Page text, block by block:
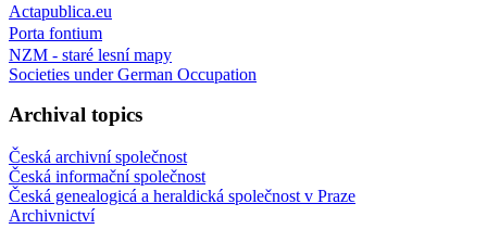
Actapublica.eu
Porta fontium
NZM - staré lesní mapy
Societies under German Occupation
Archival topics
Česká archivní společnost
Česká informační společnost
Česká genealogicá a heraldická společnost v Praze
Archivnictví